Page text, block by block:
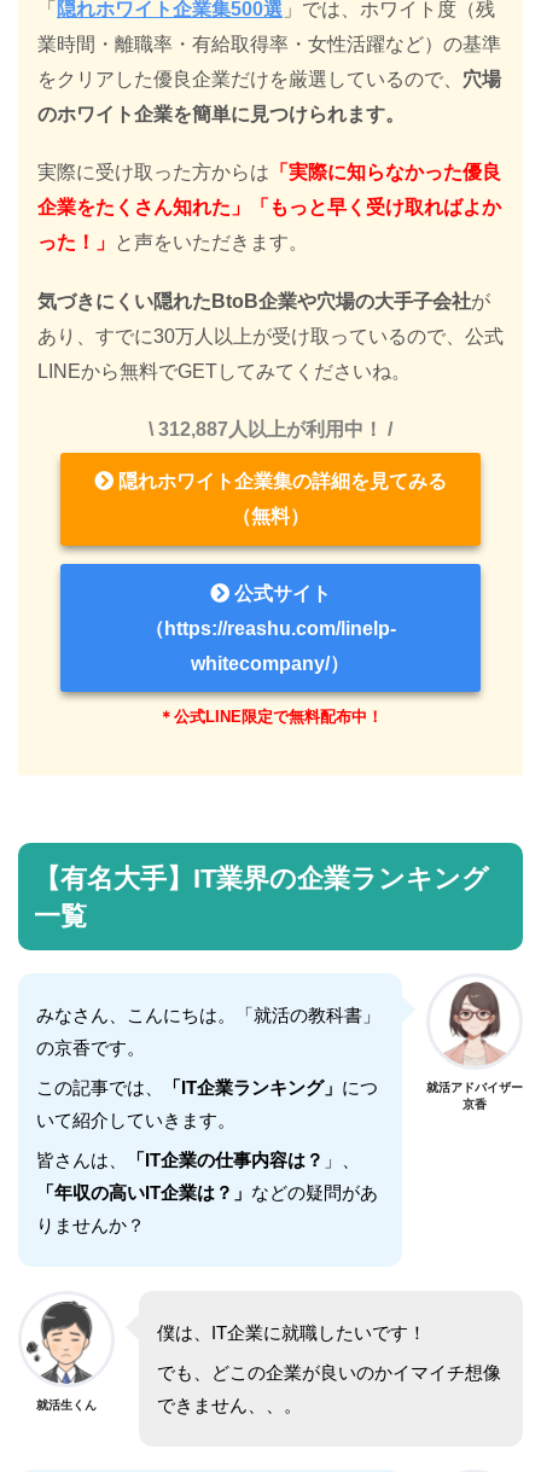
「 隠れホワイト企業集500選 」では、ホワイト度（残
業時間・離職率・有給取得率・女性活躍など）の基準
をクリアした優良企業だけを厳選しているので、 穴場
のホワイト企業を簡単に見つけられます。
実際に受け取った方からは 「実際に知らなかった優良
企業をたくさん知れた」「もっと早く受け取ればよか
った！」 と声をいただきます。
気づきにくい隠れたBtoB企業や穴場の大手子会社が
あり、すでに30万人以上が受け取っているので、公式
LINEから無料でGETしてみてくださいね。
\ 312,887人以上が利用中！ /
隠れホワイト企業集の詳細を見てみる
（無料）
公式サイト
（https://reashu.com/linelp-
whitecompany/）
＊公式LINE限定で無料配布中！
【有名大手】IT業界の企業ランキング
一覧
みなさん、こんにちは。「就活の教科書」
の京香です。
この記事では、
「IT企業ランキング」 につ
いて紹介していきます。
皆さんは、
「IT企業の仕事内容は？ 」、
「年収の高いIT企業は？」 などの疑問があ
りませんか？
就活アドバイザー
京香
就活生くん
僕は、IT企業に就職したいです！
でも、どこの企業が良いのかイマイチ想像
できません、、。